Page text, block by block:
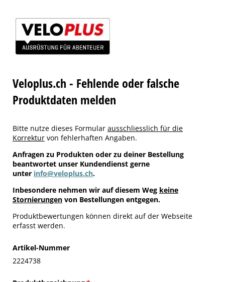
Veloplus.ch - Fehlende oder falsche
Produktdaten melden
Bitte nutze dieses Formular ausschliesslich für die
Korrektur von fehlerhaften Angaben.
Anfragen zu Produkten oder zu deiner Bestellung
beantwortet unser Kundendienst gerne
unter info@veloplus.ch.
Inbesondere nehmen wir auf diesem Weg keine
Stornierungen von Bestellungen entgegen.
Produktbewertungen können direkt auf der Webseite
erfasst werden.
Artikel-Nummer
2224738